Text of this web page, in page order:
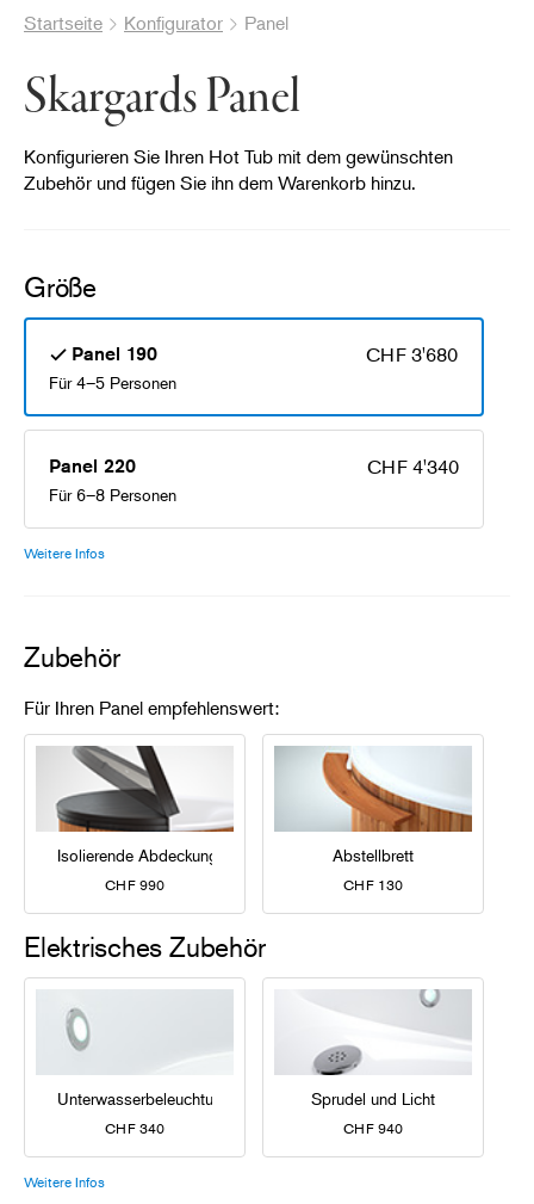
Startseite Konfigurator Panel
Skargards Panel
Konfigurieren Sie Ihren Hot Tub mit dem gewünschten
Zubehör und fügen Sie ihn dem Warenkorb hinzu.
Größe
Panel 190 CHF 3'680
Für 4–5 Personen
Panel 220 CHF 4'340
Für 6–8 Personen
Weitere Infos
Zubehör
Für Ihren Panel empfehlenswert:
Isolierende Abdeckung
CHF 990
Abstellbrett
CHF 130
Elektrisches Zubehör
Unterwasserbeleuchtung
CHF 340
Sprudel und Licht
CHF 940
Weitere Infos